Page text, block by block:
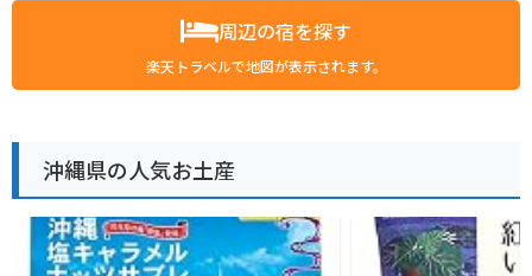
周辺の宿を探す
楽天トラベルで地図が表示されます。
沖縄県の人気お土産